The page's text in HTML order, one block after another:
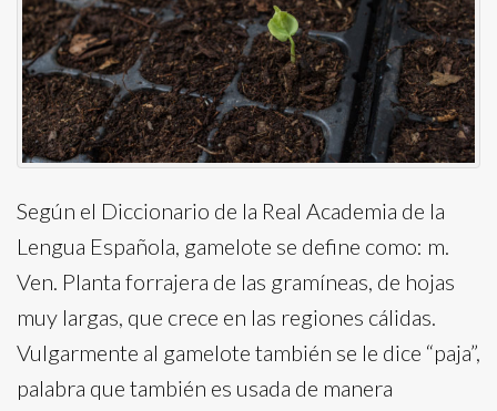
Según el Diccionario de la Real Academia de la
Lengua Española, gamelote se define como: m.
Ven. Planta forrajera de las gramíneas, de hojas
muy largas, que crece en las regiones cálidas.
Vulgarmente al gamelote también se le dice “paja”,
palabra que también es usada de manera